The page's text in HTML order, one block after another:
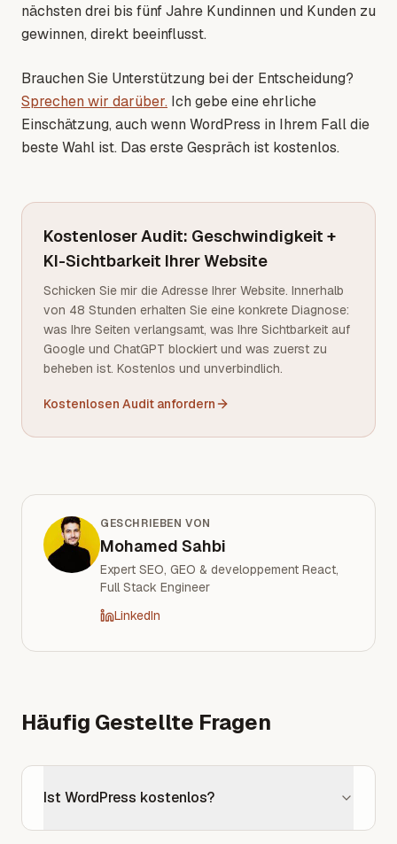
nächsten drei bis fünf Jahre Kundinnen und Kunden zu
gewinnen, direkt beeinflusst.
Brauchen Sie Unterstützung bei der Entscheidung?
Sprechen wir darüber. Ich gebe eine ehrliche
Einschätzung, auch wenn WordPress in Ihrem Fall die
beste Wahl ist. Das erste Gespräch ist kostenlos.
Kostenloser Audit: Geschwindigkeit +
KI-Sichtbarkeit Ihrer Website
Schicken Sie mir die Adresse Ihrer Website. Innerhalb
von 48 Stunden erhalten Sie eine konkrete Diagnose:
was Ihre Seiten verlangsamt, was Ihre Sichtbarkeit auf
Google und ChatGPT blockiert und was zuerst zu
beheben ist. Kostenlos und unverbindlich.
Kostenlosen Audit anfordern
GESCHRIEBEN VON
Mohamed Sahbi
Expert SEO, GEO & developpement React,
Full Stack Engineer
LinkedIn
Häufig Gestellte Fragen
Ist WordPress kostenlos?